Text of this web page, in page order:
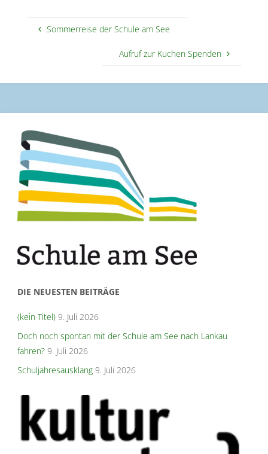
Sommerreise der Schule am See
Aufruf zur Kuchen Spenden
DIE NEUESTEN BEITRÄGE
(kein Titel) 9. Juli 2026
Doch noch spontan mit der Schule am See nach Lankau
fahren? 9. Juli 2026
Schuljahresausklang 9. Juli 2026